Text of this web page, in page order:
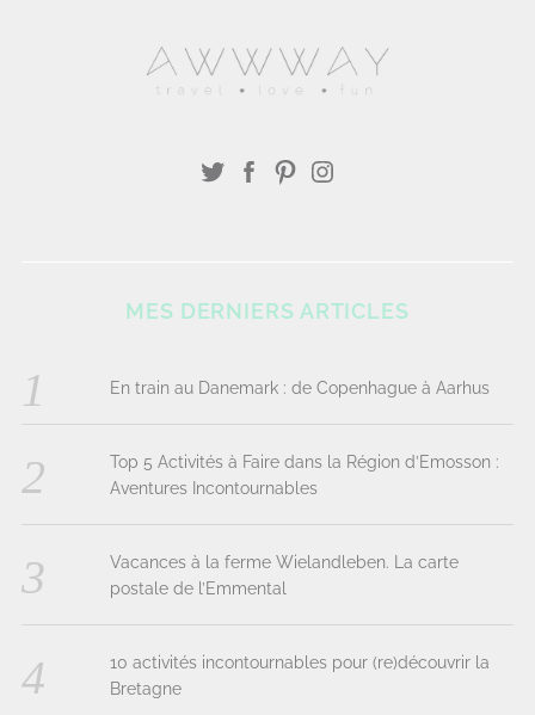
MES DERNIERS ARTICLES
En train au Danemark : de Copenhague à Aarhus
Top 5 Activités à Faire dans la Région d’Emosson :
Aventures Incontournables
Vacances à la ferme Wielandleben. La carte
postale de l’Emmental
10 activités incontournables pour (re)découvrir la
Bretagne